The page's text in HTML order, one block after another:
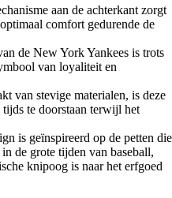
aan de achterkant zorgt
comfort gedurende de
de New York Yankees is trots
van loyaliteit en
van stevige materialen, is deze
te doorstaan terwijl het
is geïnspireerd op de petten die
de grote tijden van baseball,
knipoog is naar het erfgoed